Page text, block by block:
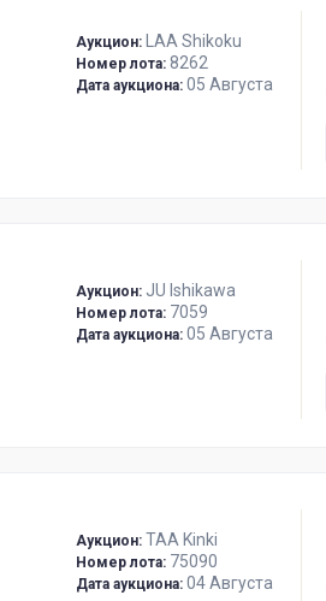
Аукцион: LAA Shikoku
Номер лота: 8262
Дата аукциона: 05 Августа
Аукцион: JU Ishikawa
Номер лота: 7059
Дата аукциона: 05 Августа
Аукцион: TAA Kinki
Номер лота: 75090
Дата аукциона: 04 Августа